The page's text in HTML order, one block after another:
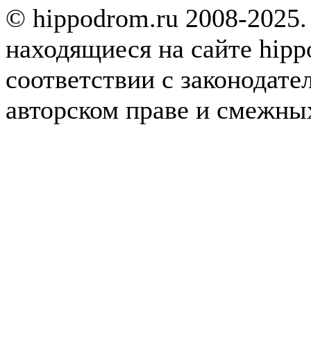
© hippodrom.ru 2008-
находящиеся на сайте
соответствии с
авторском праве и